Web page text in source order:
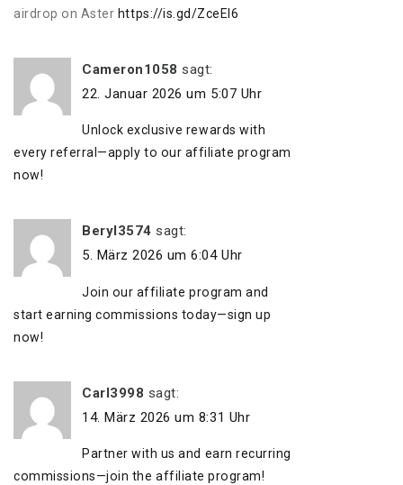
airdrop on Aster https://is.gd/ZceEI6
Cameron1058 sagt:
22. Januar 2026 um 5:07 Uhr
Unlock exclusive rewards with
every referral—apply to our affiliate program
now!
Beryl3574 sagt:
5. März 2026 um 6:04 Uhr
Join our affiliate program and
start earning commissions today—sign up
now!
Carl3998 sagt:
14. März 2026 um 8:31 Uhr
Partner with us and earn recurring
commissions—join the affiliate program!